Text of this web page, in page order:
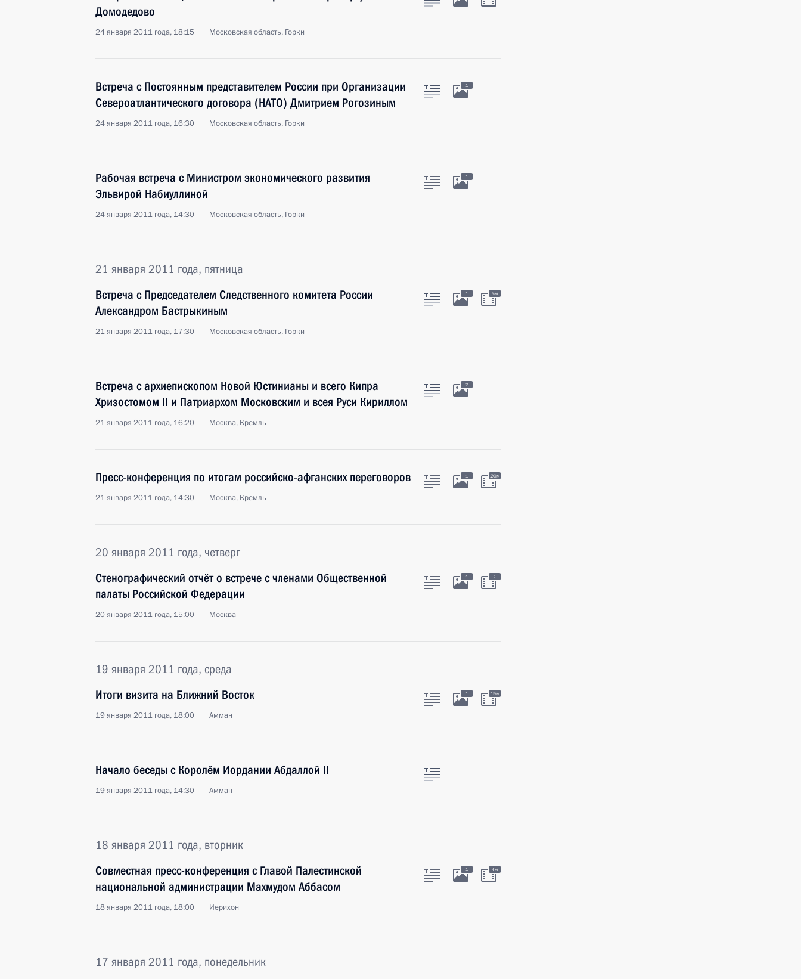
Домодедово
24 января 2011 года, 18:15 Московская область, Горки
Встреча с Постоянным представителем России при Организации
Североатлантического договора (НАТО) Дмитрием Рогозиным
24 января 2011 года, 16:30 Московская область, Горки
1
Рабочая встреча с Министром экономического развития
Эльвирой Набиуллиной
24 января 2011 года, 14:30 Московская область, Горки
1
21 января 2011 года, пятница
Встреча с Председателем Следственного комитета России
Александром Бастрыкиным
21 января 2011 года, 17:30 Московская область, Горки
1 5м
Встреча с архиепископом Новой Юстинианы и всего Кипра
Хризостомом II и Патриархом Московским и всея Руси Кириллом
21 января 2011 года, 16:20 Москва, Кремль
2
Пресс-конференция по итогам российско-афганских переговоров
21 января 2011 года, 14:30 Москва, Кремль
1 20м
20 января 2011 года, четверг
Стенографический отчёт о встрече с членами Общественной
палаты Российской Федерации
20 января 2011 года, 15:00 Москва
1 :
19 января 2011 года, среда
Итоги визита на Ближний Восток
19 января 2011 года, 18:00 Амман
1 15м
Начало беседы с Королём Иордании Абдаллой II
19 января 2011 года, 14:30 Амман
18 января 2011 года, вторник
Совместная пресс-конференция с Главой Палестинской
национальной администрации Махмудом Аббасом
18 января 2011 года, 18:00 Иерихон
1 4м
17 января 2011 года, понедельник